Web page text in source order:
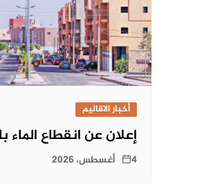
أخبار الاقاليم
إعلان عن انقطاع الماء
4 أغسطس، 2026